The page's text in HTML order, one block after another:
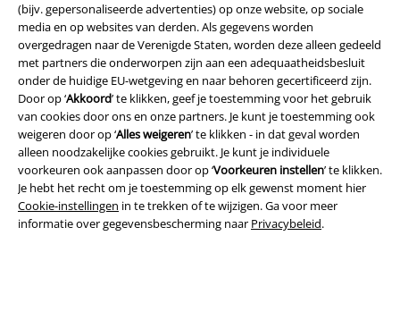
(bijv. gepersonaliseerde advertenties) op onze website, op sociale
media en op websites van derden. Als gegevens worden
overgedragen naar de Verenigde Staten, worden deze alleen gedeeld
met partners die onderworpen zijn aan een adequaatheidsbesluit
onder de huidige EU-wetgeving en naar behoren gecertificeerd zijn.
Door op ‘Akkoord’ te klikken, geef je toestemming voor het gebruik
van cookies door ons en onze partners. Je kunt je toestemming ook
weigeren door op ‘Alles weigeren’ te klikken - in dat geval worden
alleen noodzakelijke cookies gebruikt. Je kunt je individuele
voorkeuren ook aanpassen door op ‘Voorkeuren instellen’ te klikken.
Je hebt het recht om je toestemming op elk gewenst moment hier
Cookie-instellingen in te trekken of te wijzigen. Ga voor meer
informatie over gegevensbescherming naar Privacybeleid.
A Warner Music Group Company
Beveiliging